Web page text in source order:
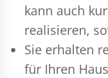
kann auch
realisieren,
Sie erhalten
für Ihren